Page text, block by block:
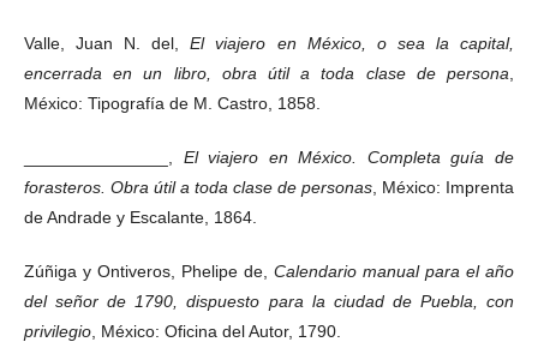
Valle, Juan N. del,El viajero en México, o sea la capital,
encerrada en un libro, obra útil a toda clase de persona
México: Tipografía de M. Castro, 1858.
El viajero en México. Completa guía de
forasteros. Obra útil a toda clase de personas , México: Imprenta
de Andrade y Escalante, 1864.
Zúñiga y Ontiveros, Phelipe de, Calendario manual para el año
del señor de 1790, dispuesto para la ciudad de Puebla, con
privilegio , México: Oficina del Autor, 1790.